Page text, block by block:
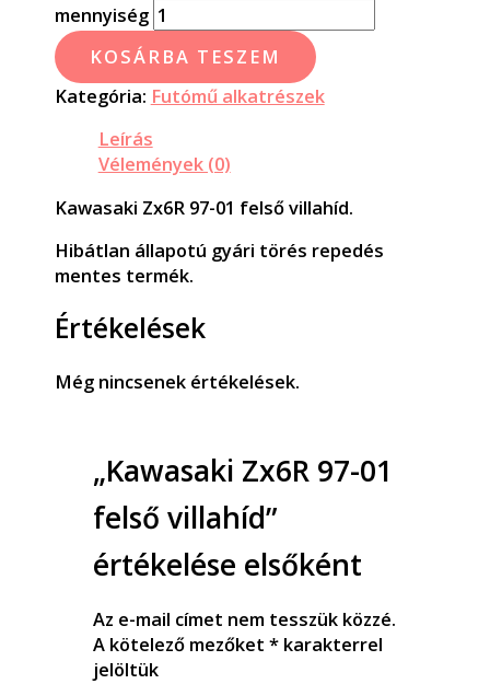
mennyiség
KOSÁRBA TESZEM
Kategória: Futómű alkatrészek
Leírás
Vélemények (0)
Kawasaki Zx6R 97-01 felső villahíd.
Hibátlan állapotú gyári törés repedés
mentes termék.
Értékelések
Még nincsenek értékelések.
„Kawasaki Zx6R 97-01
felső villahíd”
értékelése elsőként
Az e-mail címet nem tesszük közzé.
A kötelező mezőket *karakterrel
jelöltük